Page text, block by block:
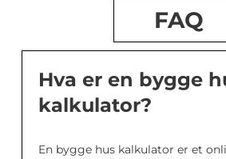
FAQ
Hva er en bygge
kalkulator?
En bygge hus kalkulator er et